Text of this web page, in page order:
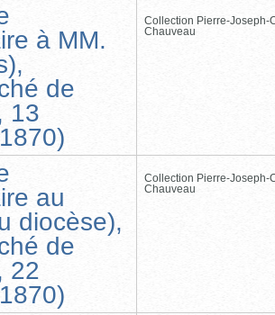
à MM.
de
13
Collection Pierre-Joseph-
Chauveau
au
diocèse),
de
22
Collection Pierre-Joseph-
Chauveau